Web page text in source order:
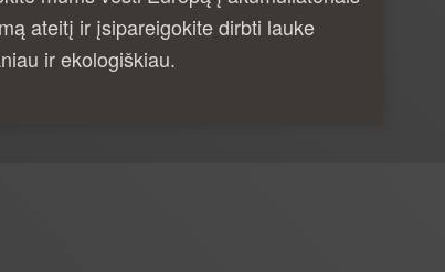
ateitį ir įsipareigokite dirbti lauke
ir ekologiškiau.